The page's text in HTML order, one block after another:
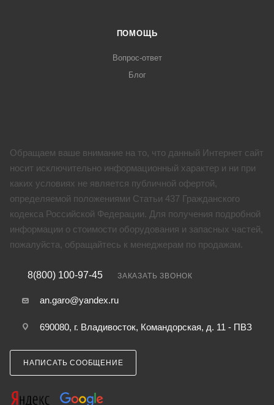
ПОМОЩЬ
Вопрос-ответ
Блог
Обращаем ваше внимание на то, что данный Интернет сайт
носит исключительно информационный характер и ни при
каких условиях не является публичной офертой,
определяемой положениями Статьи 437 Гражданского
кодекса Российской Федерации. Для получения подробной
информации о стоимости оборудования и запасных частей,
пожалуйста, обращайтесь к менеджерам по продажам.
8(800) 100-97-45 ЗАКАЗАТЬ ЗВОНОК
an.garo@yandex.ru
690080, г. Владивосток, Командорская, д. 11 - ПВЗ
НАПИСАТЬ СООБЩЕНИЕ